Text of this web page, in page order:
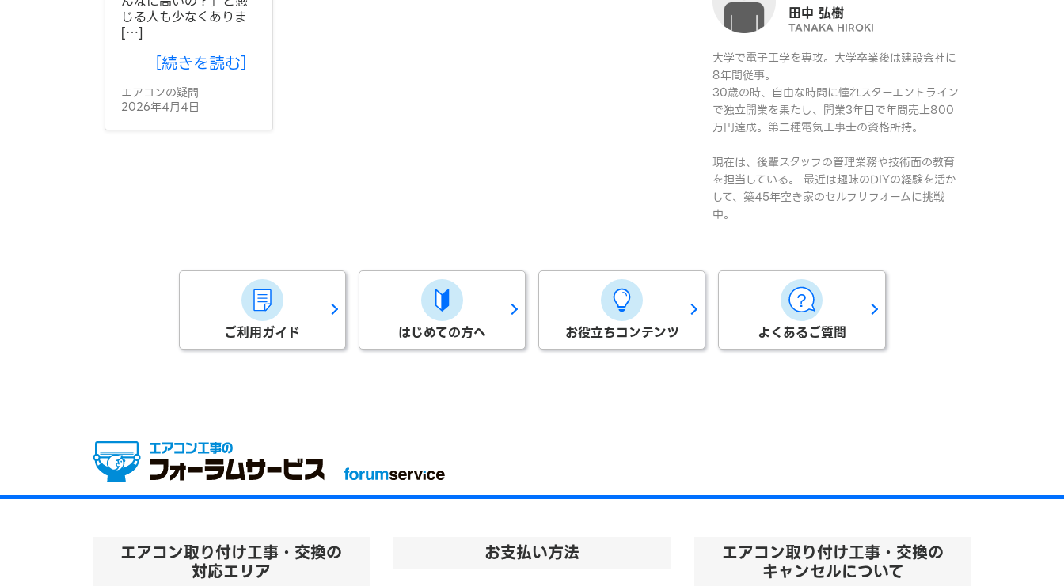
じる人も少なくありま
[…]
［続きを読む］
エアコンの疑問
2026年4月4日
田中 弘樹
TANAKA HIROKI
大学で電子工学を専攻。大学卒業後は建設会社に
8年間従事。
30歳の時、自由な時間に憧れスターエントライン
で独立開業を果たし、開業3年目で年間売上800
万円達成。第二種電気工事士の資格所持。
現在は、後輩スタッフの管理業務や技術面の教育
を担当している。 最近は趣味のDIYの経験を活か
して、築45年空き家のセルフリフォームに挑戦
中。
ご利用ガイド はじめての方へ お役立ちコンテンツ よくあるご質問
エアコン取り付け工事・交換の
対応エリア
お支払い方法 エアコン取り付け工事・交換の
キャンセルについて